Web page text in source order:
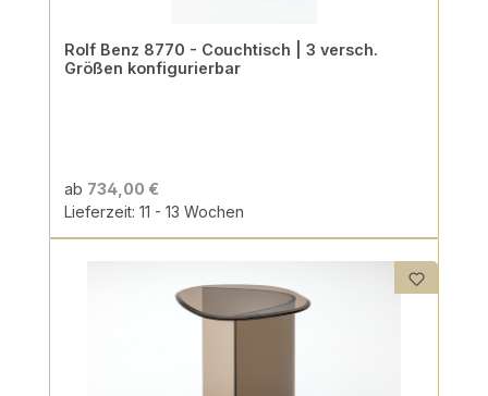
Rolf Benz 8770 - Couchtisch | 3 versch.
Größen konfigurierbar
ab 734,00 €
Lieferzeit: 11 - 13 Wochen